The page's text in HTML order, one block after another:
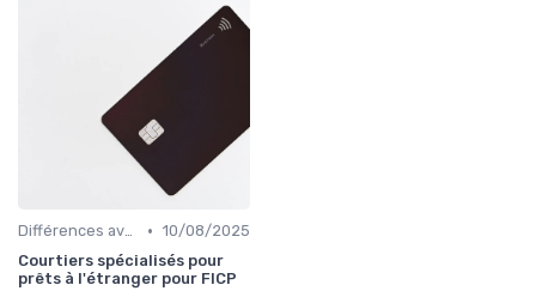
Différences avec d'autres prêts immobiliers • 10/08/2025
Courtiers spécialisés pour
prêts à l'étranger pour FICP